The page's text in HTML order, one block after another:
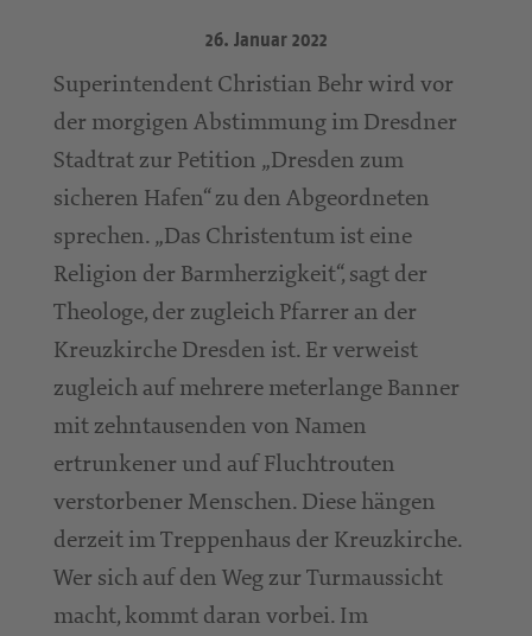
26. Januar 2022
Superintendent Christian Behr wird vor
der morgigen Abstimmung im Dresdner
Stadtrat zur Petition „Dresden zum
sicheren Hafen“ zu den Abgeordneten
sprechen. „Das Christentum ist eine
Religion der Barmherzigkeit“, sagt der
Theologe, der zugleich Pfarrer an der
Kreuzkirche Dresden ist. Er verweist
zugleich auf mehrere meterlange Banner
mit zehntausenden von Namen
ertrunkener und auf Fluchtrouten
verstorbener Menschen. Diese hängen
derzeit im Treppenhaus der Kreuzkirche.
Wer sich auf den Weg zur Turmaussicht
macht, kommt daran vorbei. Im